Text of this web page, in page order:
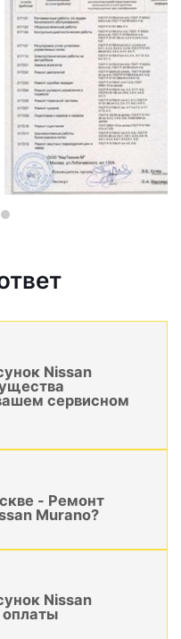
Nissan
сервисном
- Ремонт
Murano?
Nissan